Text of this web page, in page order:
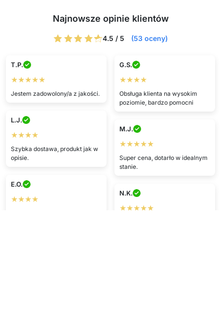
Najnowsze opinie klientów
4.5 / 5 (53 oceny)
T.P.
★★★★★
Jestem zadowolony/a z jakości.
G.S.
★★★★
Obsługa klienta na wysokim
poziomie, bardzo pomocni
L.J.
★★★★
Szybka dostawa, produkt jak w
opisie.
M.J.
★★★★★
Super cena, dotarło w idealnym
stanie.
E.O.
★★★★
N.K.
★★★★★